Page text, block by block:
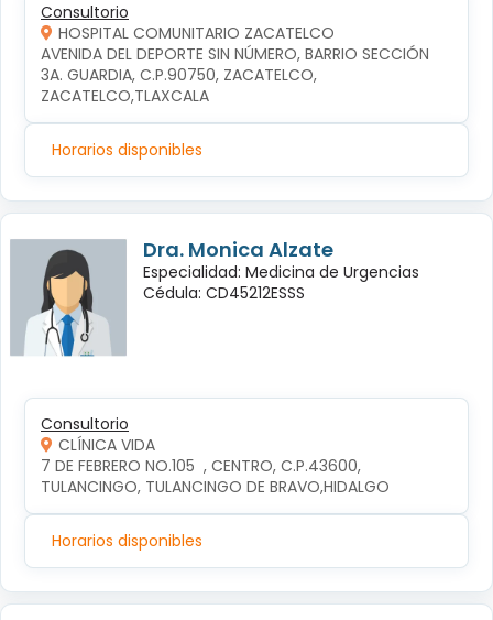
Consultorio
HOSPITAL COMUNITARIO ZACATELCO
AVENIDA DEL DEPORTE SIN NÚMERO, BARRIO SECCIÓN
3A. GUARDIA, C.P.90750, ZACATELCO,
ZACATELCO,TLAXCALA
Horarios disponibles
Dra. Monica Alzate
Especialidad: Medicina de Urgencias
Cédula: CD45212ESSS
Consultorio
CLÍNICA VIDA
7 DE FEBRERO NO.105  , CENTRO, C.P.43600,
TULANCINGO, TULANCINGO DE BRAVO,HIDALGO
Horarios disponibles